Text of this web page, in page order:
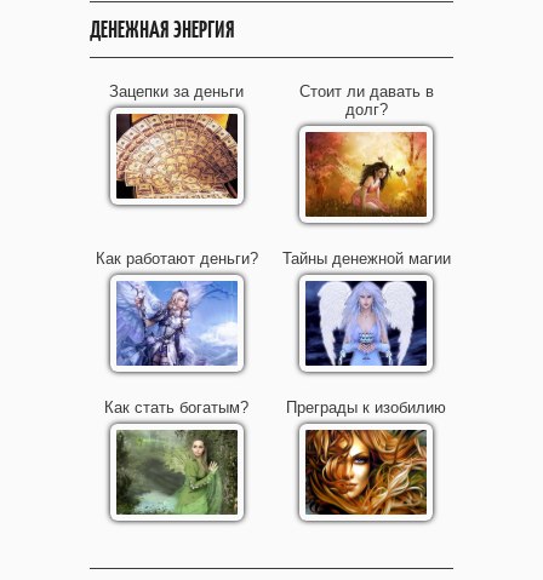
ДЕНЕЖНАЯ ЭНЕРГИЯ
Зацепки за деньги
Стоит ли давать в
долг?
Как работают деньги? Тайны денежной магии
Как стать богатым? Преграды к изобилию